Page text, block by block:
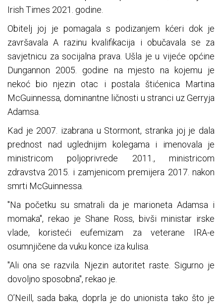
Irish Times 2021. godine.
Obitelj joj je pomagala s podizanjem kćeri dok je
završavala A razinu kvalifikacija i obučavala se za
savjetnicu za socijalna prava. Ušla je u vijeće općine
Dungannon 2005. godine na mjesto na kojemu je
nekoć bio njezin otac i postala štićenica Martina
McGuinnessa, dominantne ličnosti u stranci uz Gerryja
Adamsa.
Kad je 2007. izabrana u Stormont, stranka joj je dala
prednost nad uglednijim kolegama i imenovala je
ministricom poljoprivrede 2011., ministricom
zdravstva 2015. i zamjenicom premijera 2017. nakon
smrti McGuinnessa.
"Na početku su smatrali da je marioneta Adamsa i
momaka", rekao je Shane Ross, bivši ministar irske
vlade, koristeći eufemizam za veterane IRA-e
osumnjičene da vuku konce iza kulisa.
"Ali ona se razvila. Njezin autoritet raste. Sigurno je
dovoljno sposobna", rekao je.
O’Neill, sada baka, doprla je do unionista tako što je